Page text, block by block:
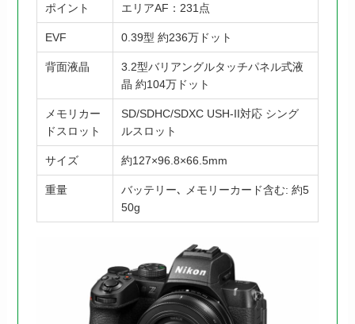
ポイント
エリアAF：231点
EVF 0.39型 約236万ドット
背面液晶
3.2型バリアングルタッチパネル式液
晶 約104万ドット
メモリカー
ドスロット
SD/SDHC/SDXC USH-II対応 シング
ルスロット
サイズ 約127×96.8×66.5mm
重量
バッテリー､ メモリーカード含む: 約5
50g